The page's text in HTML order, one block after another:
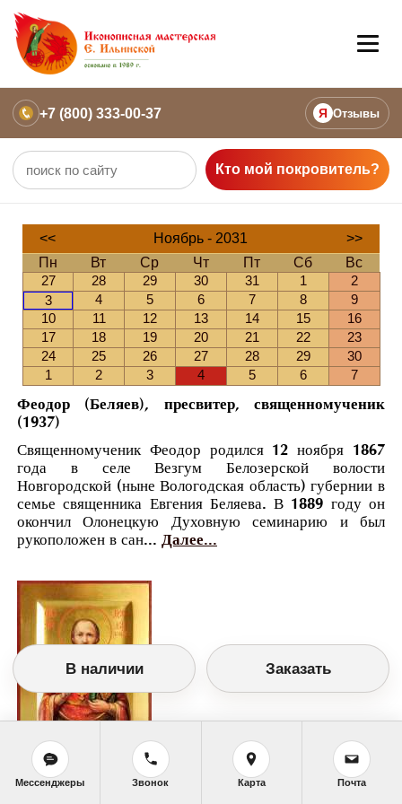
+7 (800) 333-00-37 Я Отзывы
Кто мой покровитель?
<< Ноябрь - 2031
>>
Пн
Вт Ср Чт Пт Сб
Вс
27
28 29 30 31 1
2
3
4 5 6 7 8
9
10
11 12 13 14 15
16
17
18 19 20 21 22
23
24
25 26 27 28 29
30
1
2 3 4 5 6 7
Феодор (Беляев), пресвитер, священномученик
(1937)
Священномученик Феодор родился 12 ноября 1867
года в селе Везгум Белозерской волости
Новгородской (ныне Вологодская область) губернии в
семье священника Евгения Беляева. В 1889 году он
окончил Олонецкую Духовную семинарию и был
рукоположен в сан... Далее...
Православный календарь
<<
Понедельник, 3 Ноября (21 Октября по
В наличии Заказать
Мессенджеры Звонок Карта Почта